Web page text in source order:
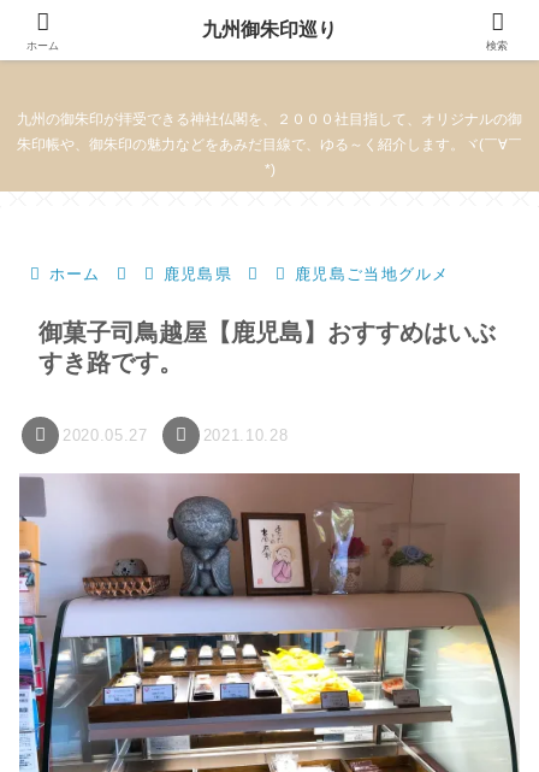
九州御朱印巡り
九州の御朱印が拝受できる神社仏閣を、２０００社目指して、オリジナルの御
朱印帳や、御朱印の魅力などをあみだ目線で、ゆる～く紹介します。ヾ(￣∀￣
*)
ホーム 鹿児島県 鹿児島ご当地グルメ
御菓子司鳥越屋【鹿児島】おすすめはいぶ
すき路です。
2020.05.27 2021.10.28
ホーム
九州御朱印巡り
検索